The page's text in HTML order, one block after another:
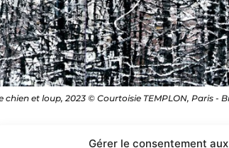
Gérer le consentement
chien et loup, 2023 © Courtoisie TEMPLON, Paris -
l’artiste conçoit un